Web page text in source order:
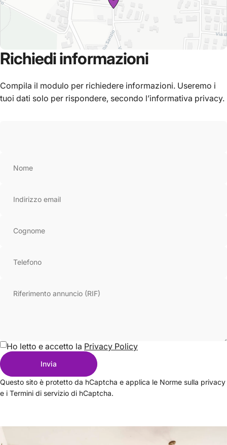
Richiediinformazioni
Compila il modulo per richiedere informazioni. Useremo i
tuoi dati solo per rispondere, secondo l’informativa privacy.
Nome
Indirizzo email
Cognome
Telefono
Riferimento annuncio (RIF)
Ho letto e accetto la Privacy Policy
Invia
Invia
Questo sito è protetto da hCaptcha e applica le Norme sulla privacy
e i Termini di servizio di hCaptcha.